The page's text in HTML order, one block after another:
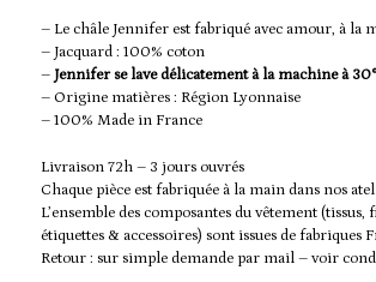
– Le châle Jennifer est fabriqué avec amour, à la
– Jacquard : 100% coton
– Jennifer se lave délicatement à la machine à
– Origine matières : Région Lyonnaise
– 100% Made in France
Livraison 72h – 3 jours ouvrés
Chaque pièce est fabriquée à la main dans nos
L’ensemble des composantes du vêtement (tissus,
étiquettes & accessoires) sont issues de fabriques
Retour : sur simple demande par mail – voir